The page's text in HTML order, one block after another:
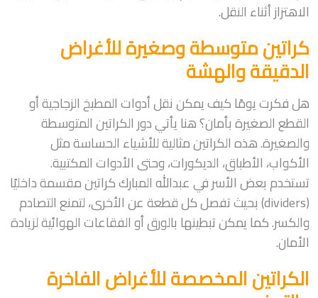
الاهتزاز أثناء النقل.
كراتين متوسطة وصغيرة للأغراض
الدقيقة والهشة
هل فكرت يومًا كيف يمكن نقل أدوات المطبخ الزجاجية أو
القطع الصغيرة بأمان؟ هنا يأتي دور الكراتين المتوسطة
والصغيرة. هذه الكراتين مثالية للأشياء الحساسة مثل
الأكواب، الأطباق، الديكورات، وحتى الأدوات المكتبية.
تستخدم بعض الأسر في عبدالله المبارك كراتين مقسمة داخليًا
(dividers) بحيث تفصل كل قطعة عن الأخرى، لتمنع التصادم
والكسر. كما يمكن تبطينها بالورق أو الفقاعات الهوائية لزيادة
الأمان.
الكراتين المخصصة للأغراض الفاخرة